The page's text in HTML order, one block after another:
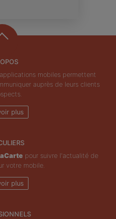
mobiles permettent
auprès de leurs clients
plus
pour suivre l'actualité de
votre mobile.
plus